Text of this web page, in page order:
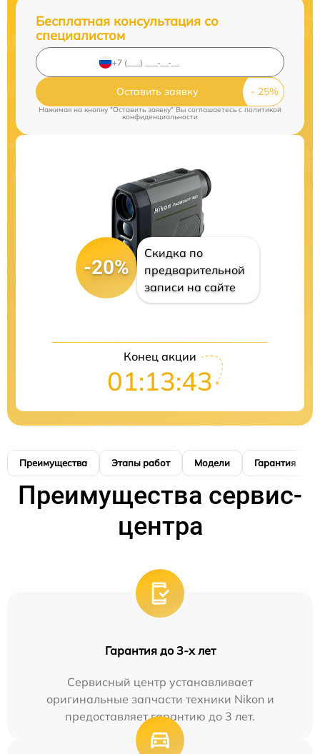
Бесплатная консультация со
специалистом
Оставить заявку
Нажимая на кнопку "Оставить заявку" Вы соглашаетесь cполитикой
конфиденциальности
-20%
Скидка по
предварительной
записи на сайте
Конец акции
01:13:42
Преимущества Этапы работ Модели Гарантия
Преимущества сервис-
центра
Гарантия до 3-х лет
Сервисный центр устанавливает
оригинальные запчасти техники Nikon и
предоставляет гарантию до 3 лет.